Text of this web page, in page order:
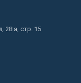
28 а, стр. 15